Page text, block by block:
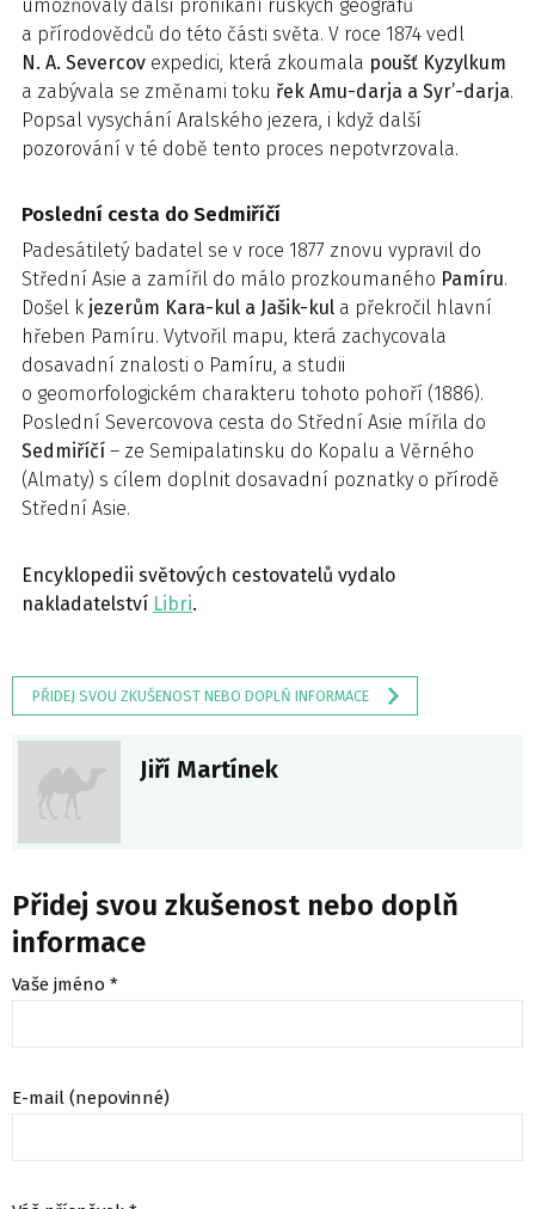
umožňovaly další pronikání ruských geografů
a přírodovědců do této části světa. V roce 1874 vedl
N. A. Severcov expedici, která zkoumala poušť Kyzylkum
a zabývala se změnami toku řek Amu-darja a Syr’-darja.
Popsal vysychání Aralského jezera, i když další
pozorování v té době tento proces nepotvrzovala.
Poslední cesta do Sedmiříčí
Padesátiletý badatel se v roce 1877 znovu vypravil do
Střední Asie a zamířil do málo prozkoumaného Pamíru.
Došel k jezerům Kara-kul a Jašik-kul a překročil hlavní
hřeben Pamíru. Vytvořil mapu, která zachycovala
dosavadní znalosti o Pamíru, a studii
o geomorfologickém charakteru tohoto pohoří (1886).
Poslední Severcovova cesta do Střední Asie mířila do
Sedmiříčí – ze Semipalatinsku do Kopalu a Věrného
(Almaty) s cílem doplnit dosavadní poznatky o přírodě
Střední Asie.
Encyklopedii světových cestovatelů vydalo
nakladatelství Libri.
PŘIDEJ SVOU ZKUŠENOST NEBO DOPLŇ INFORMACE
Jiří Martínek
Přidej svou zkušenost nebo doplň
informace
Vaše jméno *
E-mail (nepovinné)